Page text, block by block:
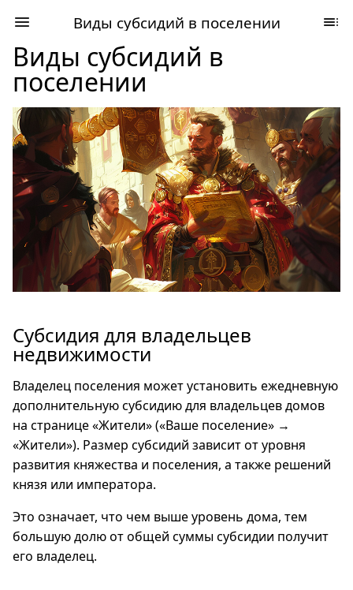
Виды субсидий в поселении
Виды субсидий в
поселении
Субсидия для владельцев
недвижимости
Владелец поселения может установить ежедневную
дополнительную субсидию для владельцев домов
на странице «Жители» («Ваше поселение» →
«Жители»). Размер субсидий зависит от уровня
развития княжества и поселения, а также решений
князя или императора.
Это означает, что чем выше уровень дома, тем
большую долю от общей суммы субсидии получит
его владелец.